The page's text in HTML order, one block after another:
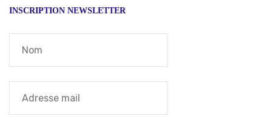
INSCRIPTION NEWSLETTER